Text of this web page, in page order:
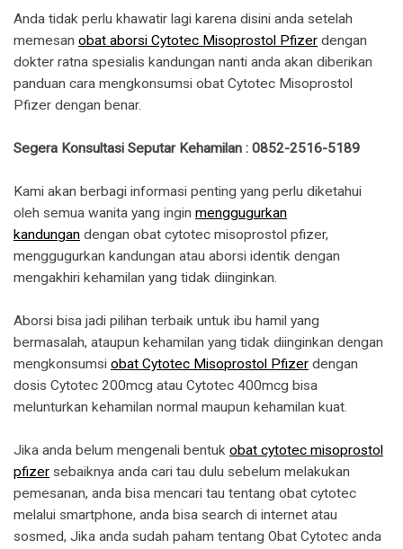
Anda tidak perlu khawatir lagi karena disini anda setelah
memesan obat aborsi Cytotec Misoprostol Pfizer dengan
dokter ratna spesialis kandungan nanti anda akan diberikan
panduan cara mengkonsumsi obat Cytotec Misoprostol
Pfizer dengan benar.
Segera Konsultasi Seputar Kehamilan : 0852-2516-5189
Kami akan berbagi informasi penting yang perlu diketahui
oleh semua wanita yang ingin menggugurkan
kandungan dengan obat cytotec misoprostol pfizer,
menggugurkan kandungan atau aborsi identik dengan
mengakhiri kehamilan yang tidak diinginkan.
Aborsi bisa jadi pilihan terbaik untuk ibu hamil yang
bermasalah, ataupun kehamilan yang tidak diinginkan dengan
mengkonsumsi obat Cytotec Misoprostol Pfizer dengan
dosis Cytotec 200mcg atau Cytotec 400mcg bisa
melunturkan kehamilan normal maupun kehamilan kuat.
Jika anda belum mengenali bentuk obat cytotec misoprostol
pfizer sebaiknya anda cari tau dulu sebelum melakukan
pemesanan, anda bisa mencari tau tentang obat cytotec
melalui smartphone, anda bisa search di internet atau
sosmed, Jika anda sudah paham tentang Obat Cytotec anda